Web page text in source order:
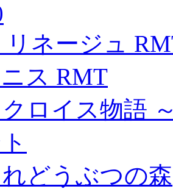
リネージュ
ス RMT
ロイス物語
どうぶつの森